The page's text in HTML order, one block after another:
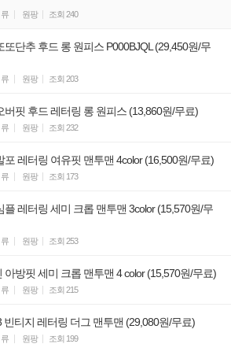
원팡 조회 240
또단추 후드 롱 원피스 P000BJQL (29,450원/무
원팡 조회 203
버핏 후드 레터링 롱 원피스 (13,860원/무료)
원팡 조회 232
포 레터링 여유핏 맨투맨 4color (16,500원/무료)
원팡 조회 173
플 레터링 세미 크롭 맨투맨 3color (15,570원/무
원팡 조회 253
아방핏 세미 크롭 맨투맨 4 color (15,570원/무료)
원팡 조회 215
빈티지 레터링 더그 맨투맨 (29,080원/무료)
원팡 조회 199